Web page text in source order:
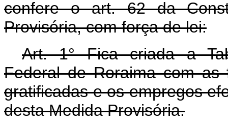
confere o art. 62 da
Provisória, com força de lei:
Art. 1° Fica criada a
Federal de Roraima com as
gratificadas e os empregos
desta Medida Provisória.